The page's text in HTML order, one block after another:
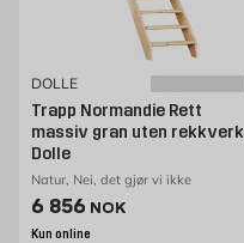
DOLLE
Trapp Normandie Rett
massiv gran uten rekkverk
Dolle
Natur, Nei, det gjør vi ikke
Pris 6856 NOK /stk
6 856 NOK
Kun online